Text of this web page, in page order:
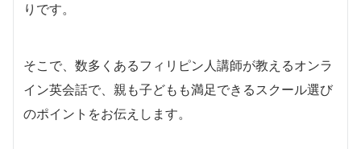
りです。
そこで、数多くあるフィリピン人講師が教えるオンラ
イン英会話で、親も子どもも満足できるスクール選び
のポイントをお伝えします。